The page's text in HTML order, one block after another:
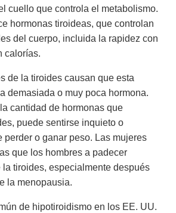
cuello que controla el metabolismo.
hormonas tiroideas, que controlan
del cuerpo, incluida la rapidez con
calorías.
de la tiroides causan que esta
demasiada o muy poca hormona.
cantidad de hormonas que
puede sentirse inquieto o
perder o ganar peso. Las mujeres
que los hombres a padecer
la tiroides, especialmente después
la menopausia.
de hipotiroidismo en los EE. UU.